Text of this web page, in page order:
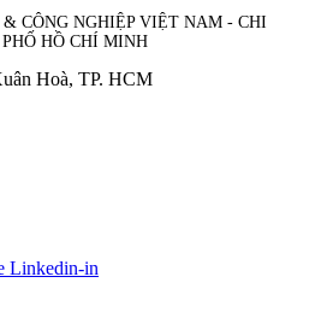
& CÔNG NGHIỆPVIỆT NAM - CHI
HỒ CHÍ MINH
Hoà, TP. HCM
Linkedin-in